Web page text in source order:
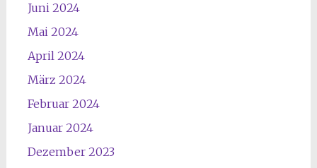
Juni 2024
Mai 2024
April 2024
März 2024
Februar 2024
Januar 2024
Dezember 2023